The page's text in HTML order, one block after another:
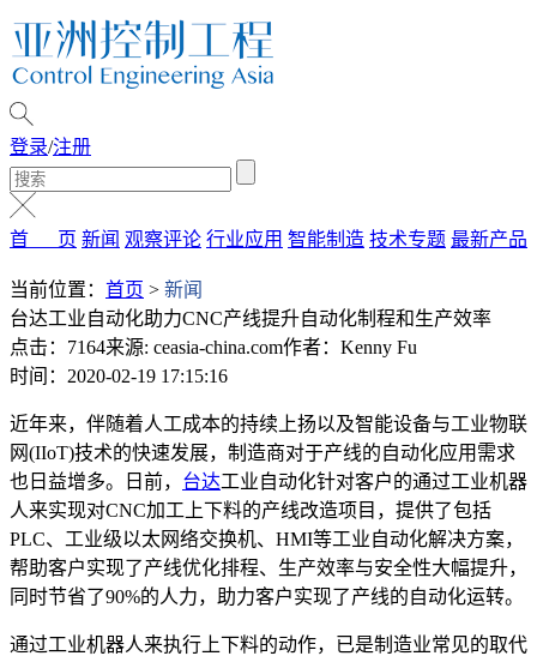
登录/注册
首 页 新闻 观察评论 行业应用 智能制造 技术专题 最新产品
当前位置： 首页 > 新闻
台达工业自动化助力CNC产线提升自动化制程和生产效率
点击：7164来源: ceasia-china.com作者：Kenny Fu
时间：2020-02-19 17:15:16
近年来，伴随着人工成本的持续上扬以及智能设备与工业物联
网(IIoT)技术的快速发展，制造商对于产线的自动化应用需求
也日益增多。日前， 台达工业自动化针对客户的通过工业机器
人来实现对CNC加工上下料的产线改造项目，提供了包括
PLC、工业级以太网络交换机、HMI等工业自动化解决方案，
帮助客户实现了产线优化排程、生产效率与安全性大幅提升，
同时节省了90%的人力，助力客户实现了产线的自动化运转。
通过工业机器人来执行上下料的动作，已是制造业常见的取代